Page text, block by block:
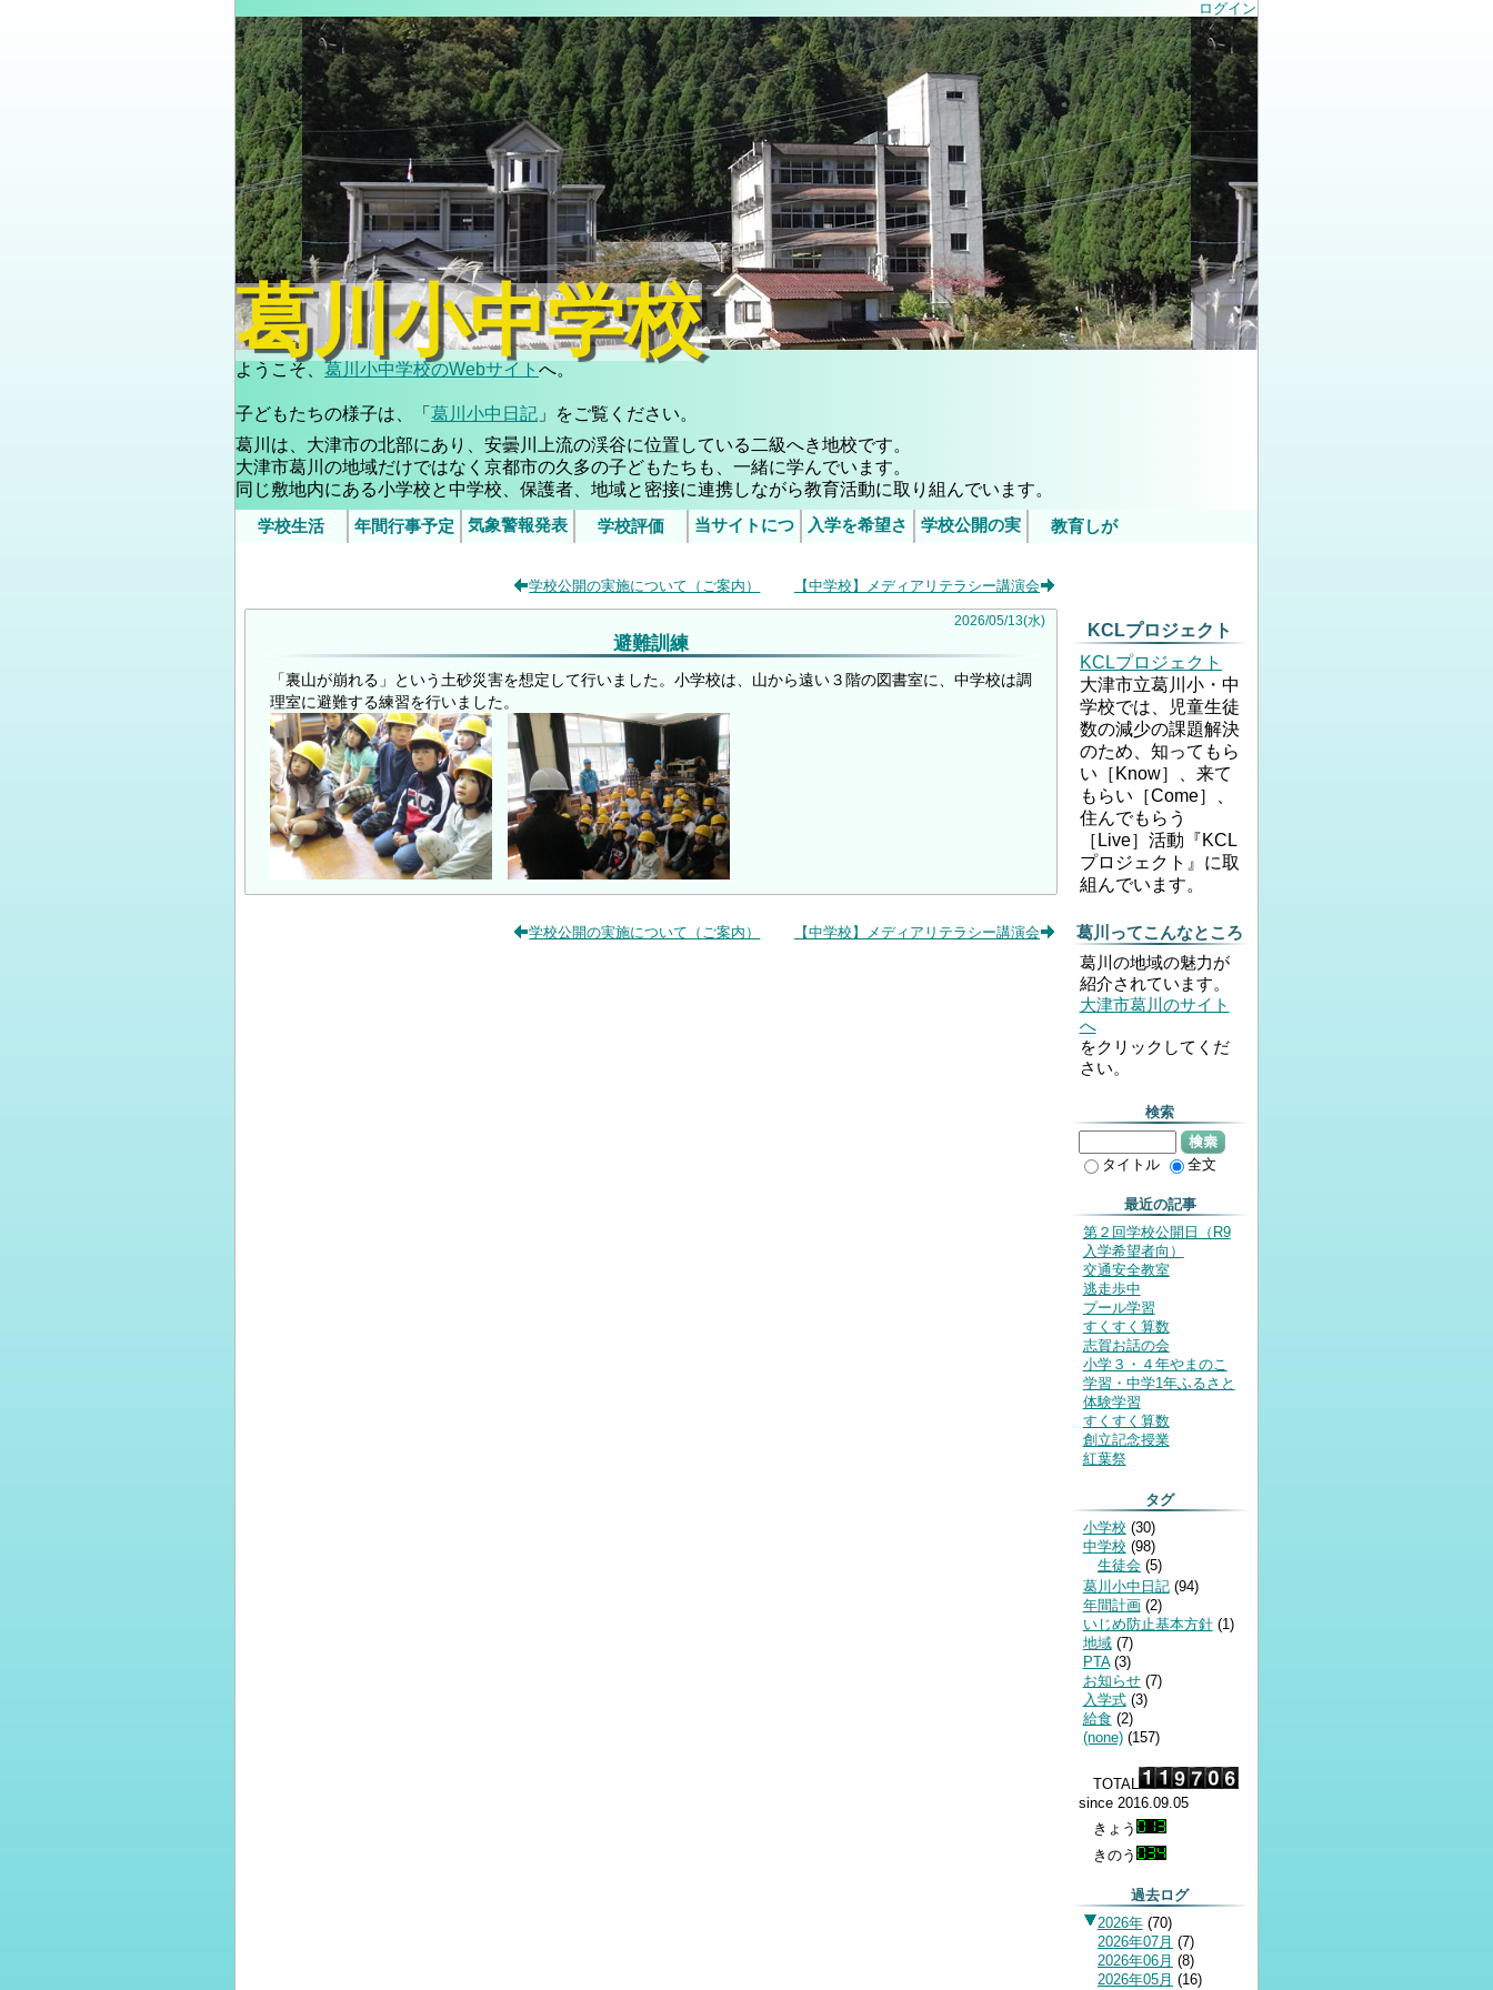
ログイン
葛川小中学校
ようこそ、 葛川小中学校のWebサイト へ。
子どもたちの様子は、「 葛川小中日記 」をご覧ください。
葛川は、大津市の北部にあり、安曇川上流の渓谷に位置している二級へき地校です。
大津市葛川の地域だけではなく京都市の久多の子どもたちも、一緒に学んでいます。
同じ敷地内にある小学校と中学校、保護者、地域と密接に連携しながら教育活動に取り組んでいます。
学校生活
年間行事予定
気象警報発表
の臨時休業等
学校評価
当サイトにつ
入学を希望さ
学校公開の実
（ご案内）
教育しが
学校公開の実施について（ご案内） 【中学校】メディアリテラシー講演会
2026/05/13(水)
避難訓練
「裏山が崩れる」という土砂災害を想定して行いました。小学校は、山から遠い３階の図書室に、中学校は調
理室に避難する練習を行いました。
学校公開の実施について（ご案内） 【中学校】メディアリテラシー講演会
KCLプロジェクト
KCLプロジェクト
大津市立葛川小・中
学校では、児童生徒
数の減少の課題解決
のため、知ってもら
い［Know］、来て
もらい［Come］、
住んでもらう
［Live］活動『KCL
プロジェクト』に取
組んでいます。
葛川ってこんなところ
葛川の地域の魅力が
紹介されています。
大津市葛川のサイト
へ
をクリックしてくだ
さい。
検索
検索
タイトル 全文
最近の記事
第２回学校公開日（R9
入学希望者向）
交通安全教室
逃走歩中
プール学習
すくすく算数
志賀お話の会
小学３・４年やまのこ
学習・中学1年ふるさと
体験学習
すくすく算数
創立記念授業
紅葉祭
タグ
小学校 (30)
中学校 (98)
生徒会 (5)
葛川小中日記 (94)
年間計画 (2)
いじめ防止基本方針 (1)
地域 (7)
PTA (3)
お知らせ (7)
入学式 (3)
給食 (2)
(none) (157)
TOTAL
since 2016.09.05
きょう
きのう
過去ログ
2026年 (70)
2026年07月 (7)
2026年06月 (8)
2026年05月 (16)